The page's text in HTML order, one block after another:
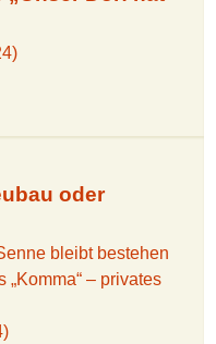
oder
bleibt bestehen
– privates